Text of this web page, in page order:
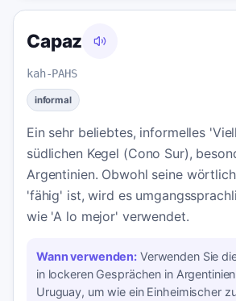
Capaz
kah-PAHS
informal
Ein sehr beliebtes, informelles
südlichen Kegel (Cono Sur),
Argentinien. Obwohl seine
'fähig' ist, wird es
wie 'A lo mejor' verwendet.
Wann verwenden: Verwenden Sie
in lockeren Gesprächen in
Uruguay, um wie ein Einheimischer